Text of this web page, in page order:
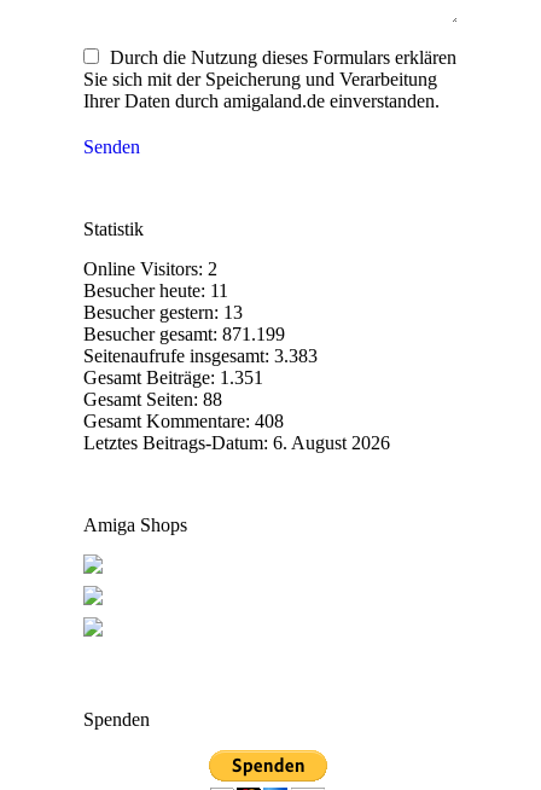
Durch die Nutzung dieses Formulars erklären
Sie sich mit der Speicherung und Verarbeitung
Ihrer Daten durch amigaland.de einverstanden.
Senden
Statistik
Online Visitors: 2
Besucher heute: 11
Besucher gestern: 13
Besucher gesamt: 871.199
Seitenaufrufe insgesamt: 3.383
Gesamt Beiträge: 1.351
Gesamt Seiten: 88
Gesamt Kommentare: 408
Letztes Beitrags-Datum: 6. August 2026
Amiga Shops
Spenden